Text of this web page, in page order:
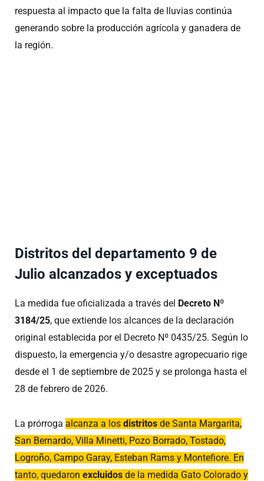
respuesta al impacto que la falta de lluvias continúa
generando sobre la producción agrícola y ganadera de
la región.
Distritos del departamento 9 de
Julio alcanzados y exceptuados
La medida fue oficializada a través del Decreto Nº
3184/25, que extiende los alcances de la declaración
original establecida por el Decreto Nº 0435/25. Según lo
dispuesto, la emergencia y/o desastre agropecuario rige
desde el 1 de septiembre de 2025 y se prolonga hasta el
28 de febrero de 2026.
La prórroga alcanza a los distritos de Santa Margarita,
San Bernardo, Villa Minetti, Pozo Borrado, Tostado,
Logroño, Campo Garay, Esteban Rams y Montefiore. En
tanto, quedaron excluidos de la medida Gato Colorado y